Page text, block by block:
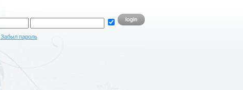
Забыл пароль